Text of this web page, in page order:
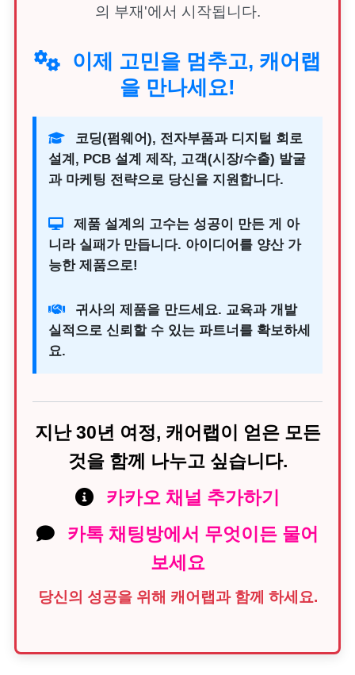
의 부재'에서 시작됩니다.
이제 고민을 멈추고, 캐어랩
을 만나세요!
코딩(펌웨어), 전자부품과 디지털 회로
설계, PCB 설계 제작, 고객(시장/수출) 발굴
과 마케팅 전략으로 당신을 지원합니다.
제품 설계의 고수는 성공이 만든 게 아
니라 실패가 만듭니다. 아이디어를 양산 가
능한 제품으로!
귀사의 제품을 만드세요. 교육과 개발
실적으로 신뢰할 수 있는 파트너를 확보하세
요.
지난 30년 여정, 캐어랩이 얻은 모든
것을 함께 나누고 싶습니다.
카카오 채널 추가하기
카톡 채팅방에서 무엇이든 물어
보세요
당신의 성공을 위해 캐어랩과 함께 하세요.